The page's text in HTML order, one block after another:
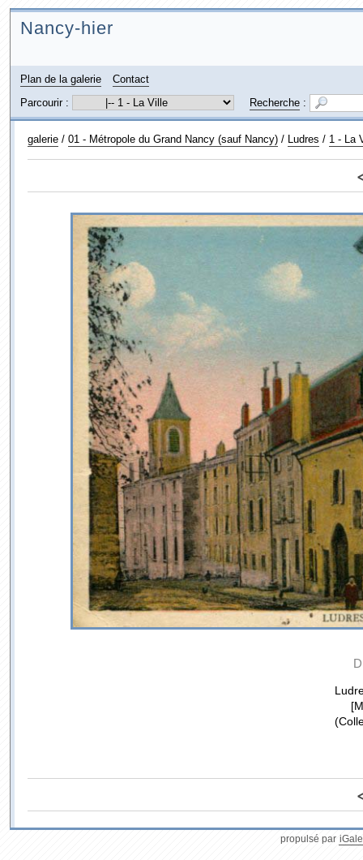
Nancy-hier
Plan de la galerie
Contact
Parcourir :
Recherche:
galerie/ 01 - Métropole du Grand Nancy (sauf Nancy)/ Ludres / 1 - La
propulsé par